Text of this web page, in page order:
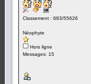
Classement : 683/55626
Néophyte
Hors ligne
Messages: 15